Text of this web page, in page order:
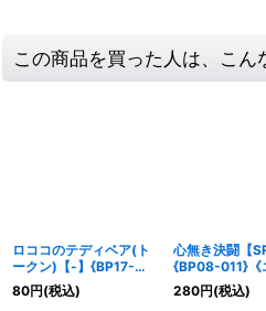
この商品を買った人は、こん
ロココのテディベア(ト
ークン)【-】{BP17-
T01}《エルフ》
80円(税込)
心無き決闘【SR
{BP08-011}《
280円(税込)